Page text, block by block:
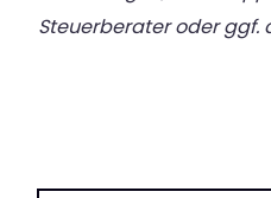
Steuerberater oder ggf.